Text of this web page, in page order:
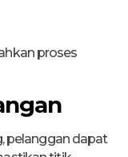
proses
pelanggan dapat